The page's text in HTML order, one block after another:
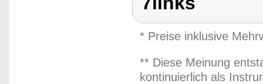
* Preise inklusive
** Diese Meinung
kontinuierlich als